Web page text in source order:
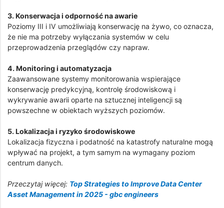
3. Konserwacja i odporność na awarie
Poziomy III i IV umożliwiają konserwację na żywo, co oznacza,
że nie ma potrzeby wyłączania systemów w celu
przeprowadzenia przeglądów czy napraw.
4. Monitoring i automatyzacja
Zaawansowane systemy monitorowania wspierające
konserwację predykcyjną, kontrolę środowiskową i
wykrywanie awarii oparte na sztucznej inteligencji są
powszechne w obiektach wyższych poziomów.
5. Lokalizacja i ryzyko środowiskowe
Lokalizacja fizyczna i podatność na katastrofy naturalne mogą
wpływać na projekt, a tym samym na wymagany poziom
centrum danych.
Przeczytaj więcej: Top Strategies to Improve Data Center
Asset Management in 2025 - gbc engineers